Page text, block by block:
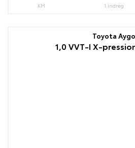
KM 1.indreg
Toyota Aygo
1,0 VVT-I X-